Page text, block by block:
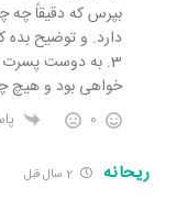
بپرس که دقیقاً چه
دارد. و توضیح
3. به دوست پسرت
خواهی بود و هیچ
0
ریحانه